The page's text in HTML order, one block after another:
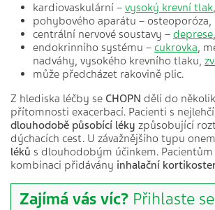
kardiovaskulární – vysoký krevní tlak
pohybového aparátu – osteoporóza,
centrální nervové soustavy – deprese,
endokrinního systému – cukrovka,
nadváhy, vysokého krevního tlaku,
může předcházet rakovině plic.
Z hlediska léčby se CHOPN dělí do
přítomnosti exacerbací. Pacienti s
dlouhodobě působící léky způsobující
dýchacích cest. U závažnějšího typu
léků s dlouhodobým účinkem.
kombinaci přidávány inhalační
Zajímá vás víc? Přihlaste